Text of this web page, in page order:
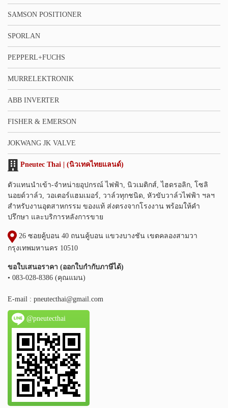
SAMSON POSITIONER
SPORLAN
PEPPERL+FUCHS
MURRELEKTRONIK
ABB INVERTER
FISHER & EMERSON
JOKWANG JK VALVE
Pneutec Thai | (นิวเทคไทยแลนด์)
ตัวแทนนำเข้า-จำหน่ายอุปกรณ์ ไฟฟ้า, นิวเมติกส์, ไฮดรอลิก, โซลิ
นอยด์วาล์ว, วอเตอร์แฮมเมอร์, วาล์วทุกชนิด, หัวขับวาล์วไฟฟ้า ฯลฯ
สำหรับงานอุตสาหกรรม ของแท้ ส่งตรงจากโรงงาน พร้อมให้คำ
ปรึกษา และบริการหลังการขาย
26 ซอยคู้บอน 40 ถนนคู้บอน แขวงบางชัน เขตคลองสามวา
กรุงเทพมหานคร 10510
ขอใบเสนอราคา (ออกใบกำกับภาษีได้)
• 083-028-8386 (คุณแมน)
E-mail : pneutecthai@gmail.com
@pneutecthai